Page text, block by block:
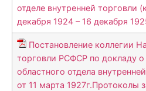
отделе внутренней торговли
декабря 1924 – 16 декабря
Постановление коллегии
торговли РСФСР по докладу о
областного отдела
от 11 марта 1927г.Протоколы